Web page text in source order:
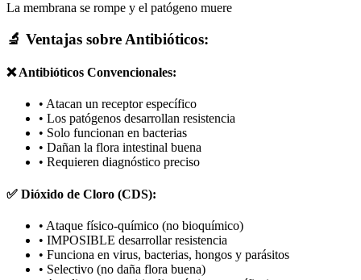
La membrana se rompe y el patógeno muere
🔬 Ventajas sobre Antibióticos:
❌ Antibióticos Convencionales:
• Atacan un receptor específico
• Los patógenos desarrollan resistencia
• Solo funcionan en bacterias
• Dañan la flora intestinal buena
• Requieren diagnóstico preciso
✅ Dióxido de Cloro (CDS):
• Ataque físico-químico (no bioquímico)
• IMPOSIBLE desarrollar resistencia
• Funciona en virus, bacterias, hongos y parásitos
• Selectivo (no daña flora buena)